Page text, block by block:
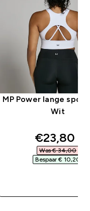
MP Power lange
Wit
€23,80‎
Was € 34,00‎
Bespaar € 10,20‎